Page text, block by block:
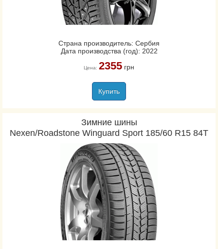
Страна производитель: Сербия
Дата производства (год): 2022
Цена: 2355грн
Купить
Зимние шины
Nexen/Roadstone Winguard Sport 185/60 R15 84T